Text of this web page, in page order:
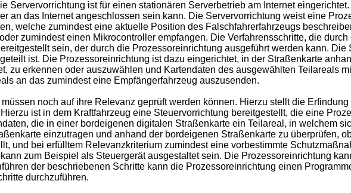
Servervorrichtung ist für einen stationären Serverbetrieb am Internet
an das Internet angeschlossen sein kann. Die Servervorrichtung weist eine
welche zumindest eine aktuelle Position des Falschfahrerfahrzeugs
zumindest einen Mikrocontroller empfangen. Die Verfahrensschritte, die
sein, der durch die Prozessoreinrichtung ausgeführt werden kann.
ist. Die Prozessoreinrichtung ist dazu eingerichtet, in der Straßenkarte
zu erkennen oder auszuwählen und Kartendaten des ausgewählten Teilareals
an das zumindest eine Empfängerfahrzeug auszusenden.
noch auf ihre Relevanz geprüft werden können. Hierzu stellt die
ist in dem Kraftfahrzeug eine Steuervorrichtung bereitgestellt, die eine
die in einer bordeigenen digitalen Straßenkarte ein Teilareal, in welchem
einzutragen und anhand der bordeigenen Straßenkarte zu überprüfen,
und bei erfülltem Relevanzkriterium zumindest eine vorbestimmte
zum Beispiel als Steuergerät ausgestaltet sein. Die Prozessoreinrichtung
der beschriebenen Schritte kann die Prozessoreinrichtung einen
durchzuführen.